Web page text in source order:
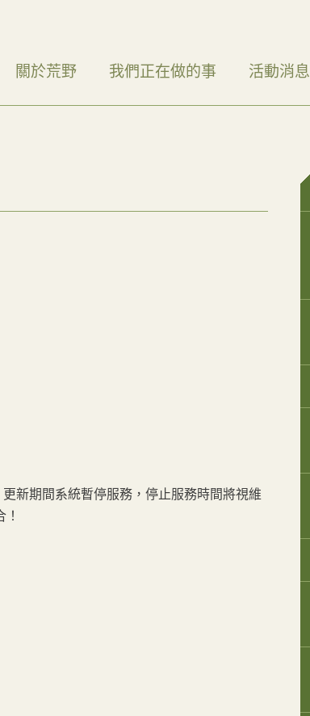
關於荒野 我們正在做的事 活動消息
新期間系統暫停服務，停止服務時間將視維